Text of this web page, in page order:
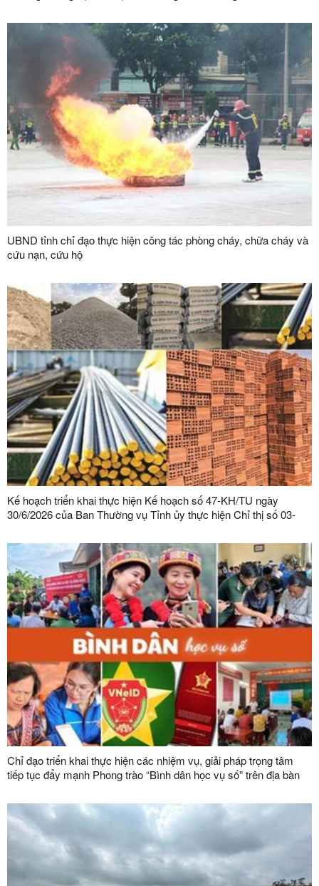
UBND tỉnh chỉ đạo thực hiện công tác phòng cháy, chữa cháy và
cứu nạn, cứu hộ
Kế hoạch triển khai thực hiện Kế hoạch số 47-KH/TU ngày
30/6/2026 của Ban Thường vụ Tỉnh ủy thực hiện Chỉ thị số 03-
đạo của Đảng đối với công tác quản lý, phát triển vật liệu xây
dựng trong giai đoạn mới
Chỉ đạo triển khai thực hiện các nhiệm vụ, giải pháp trọng tâm
tiếp tục đẩy mạnh Phong trào “Bình dân học vụ số” trên địa bàn